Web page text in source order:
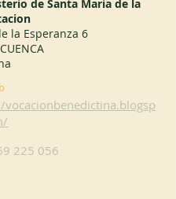
de Santa Maria de la
la Esperanza 6
225 056